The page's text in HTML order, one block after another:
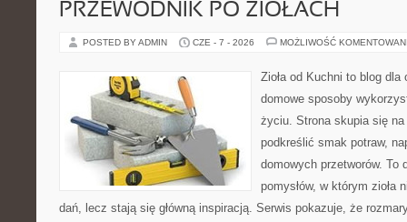
PRZEWODNIK PO ZIOŁACH
POSTED BY ADMIN CZE - 7 - 2026 MOŻLIWOŚĆ
Zioła od Kuchni to blog dla
domowe sposoby
życiu. Strona skupia się
podkreślić smak potraw,
domowych przetworów. To
pomysłów, w którym zioła
dań, lecz stają się główną inspiracją. Serwis pokazuje, że